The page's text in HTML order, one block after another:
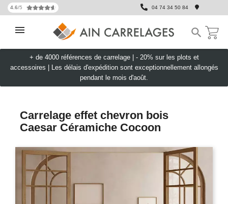
4.6/5 04 74 34 50 84

+ de 4000 références de carrelage | - 20% sur les plots et
accessoires
Les délais d'expédition sont exceptionnellement allongés
pendant le mois d'août.
Carrelage effet chevron bois
Caesar Céramiche Cocoon